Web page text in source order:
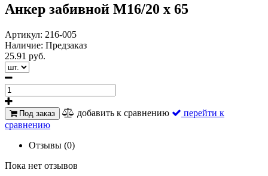
Анкер забивной M16/20 х 65
Артикул: 216-005
Наличие: Предзаказ
25.91 руб.
Под заказ добавить к сравнению
перейти к
сравнению
Отзывы (0)
Пока нет отзывов